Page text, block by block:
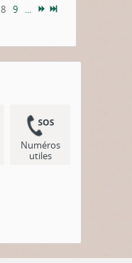
8 9 ...
Numéros
utiles